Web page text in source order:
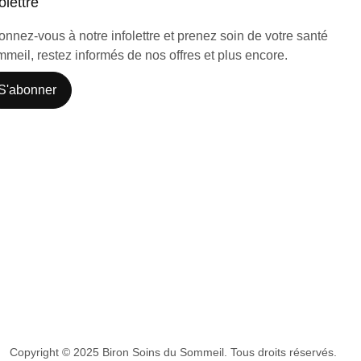
vous à notre infolettre et prenez soin de votre santé
restez informés de nos offres et plus encore.
Copyright © 2025 Biron Soins du Sommeil. Tous droits réservés.